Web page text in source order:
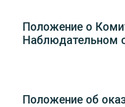
Положение о
Наблюдательном
Положение об